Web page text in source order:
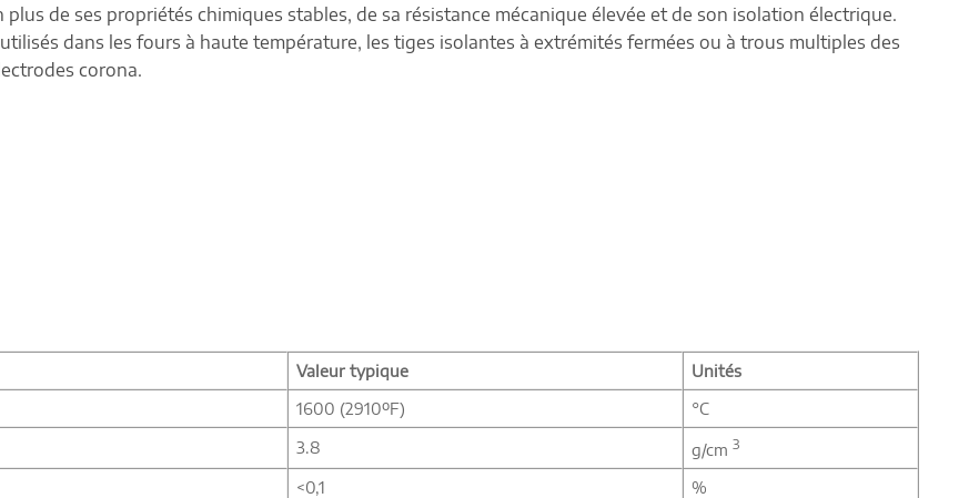
de ses propriétés chimiques stables, de sa résistance mécanique élevée et de son isolation électrique.
dans les fours à haute température, les tiges isolantes à extrémités fermées ou à trous multiples des
corona.
Valeur typique
Unités
1600 (2910ºF)
°C
3.8 g/cm 3
<0,1
%